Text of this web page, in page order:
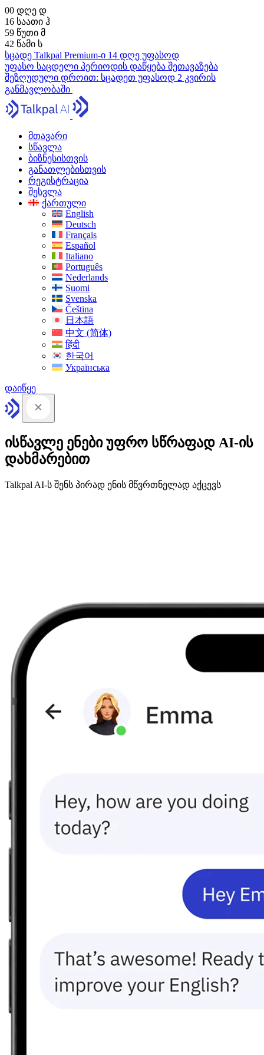
00 დღე დ
16 საათი ჰ
59 წუთი მ
41 წამი ს
სცადე Talkpal Premium-ი 14 დღე უფასოდ
უფასო საცდელი პერიოდის დაწყება შეთავაზება
შეზღუდული დროით: სცადეთ უფასოდ 2 კვირის
განმავლობაში
მთავარი
სწავლა
ბიზნესისთვის
განათლებისთვის
რეგისტრაცია
შესვლა
ქართული
English
Deutsch
Français
Español
Italiano
Português
Nederlands
Suomi
Svenska
Čeština
日本語
中文 (简体)
हिंदी
한국어
Українська
დაიწყე
ისწავლე ენები უფრო სწრაფად AI-ის
დახმარებით
Talkpal AI-ს შენს პირად ენის მწვრთნელად აქცევს